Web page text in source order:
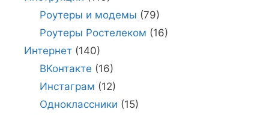
Роутеры и модемы (79)
Роутеры Ростелеком (16)
Интернет (140)
ВКонтакте (16)
Инстаграм (12)
Одноклассники (15)